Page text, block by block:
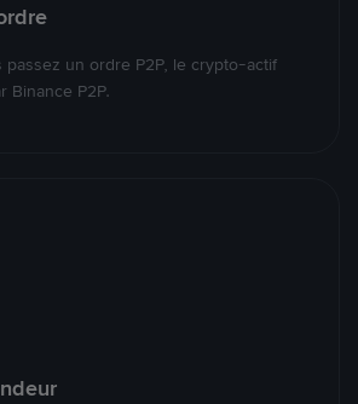
passez un ordre P2P, le crypto-actif
Binance P2P.